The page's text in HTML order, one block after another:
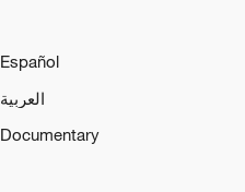
Español
العربية
Documentary